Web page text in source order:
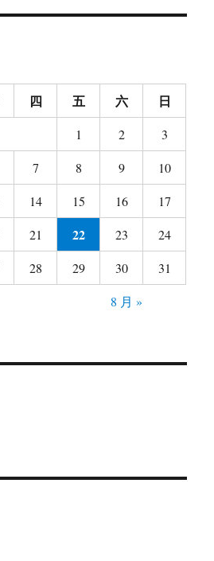
Ultra
iPad2
四 五 六 日
1 2
3
7 8 9
10
14 15 16
17
21 22 23
24
28 29 30
31
8 月 »